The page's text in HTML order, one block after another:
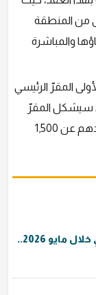
من المنطقة
والمباشرة
المقرّ الرئيسي
سيشكل المقرّ
الجديد لموظفي المطوّر العقاري الذين يزيد عددهم عن 1,500
مبيعات وأسعار الفلل في دبي خلال مايو 2026..